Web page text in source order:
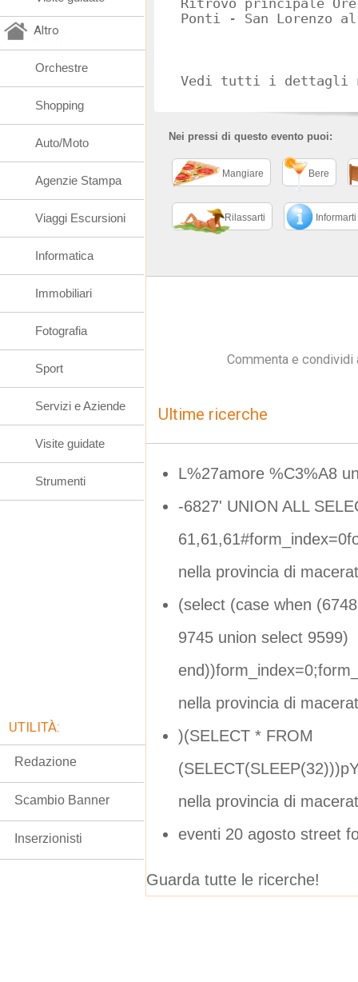
Ritrovo principale Ore
Vedi tutti i dettagli
Nei pressi di questo evento puoi:
Mangiare Bere
Rilassarti Informarti
Commenta e
Ultime ricerche
L%27amore %C3%A8
-6827' UNION ALL
nella provincia di
(select (case when
9745 union select 9599)
nella provincia di
)(SELECT * FROM
nella provincia di
eventi 20 agosto street
Guarda tutte le ricerche!
Altro
Orchestre
Shopping
Auto/Moto
Agenzie Stampa
Viaggi Escursioni
Informatica
Immobiliari
Fotografia
Sport
Servizi e Aziende
Visite guidate
Strumenti
UTILITÀ:
Redazione
Scambio Banner
Inserzionisti